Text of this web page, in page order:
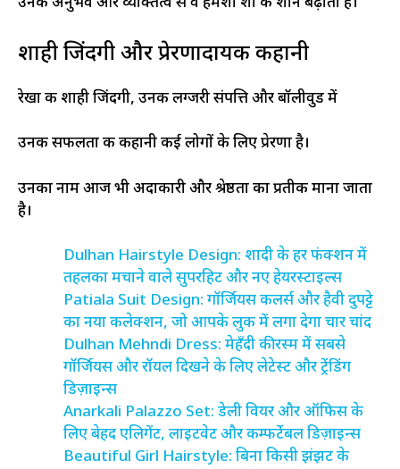
शाही जिंदगी और प्रेरणादायक कहानी
रेखा की शाही जिंदगी, उनकी लग्जरी संपत्ति और बॉलीवुड में
उनकी सफलता की कहानी कई लोगों के लिए प्रेरणा है।
उनका नाम आज भी अदाकारी और श्रेष्ठता का प्रतीक माना जाता
है।
Dulhan Hairstyle Design: शादी के हर फंक्शन में
तहलका मचाने वाले सुपरहिट और नए हेयरस्टाइल्स
Patiala Suit Design: गॉर्जियस कलर्स और हैवी दुपट्टे
का नया कलेक्शन, जो आपके लुक में लगा देगा चार चांद
Dulhan Mehndi Dress: मेहँदी की रस्म में सबसे
गॉर्जियस और रॉयल दिखने के लिए लेटेस्ट और ट्रेंडिंग
डिज़ाइन्स
Anarkali Palazzo Set: डेली वियर और ऑफिस के
लिए बेहद एलिगेंट, लाइटवेट और कम्फर्टेबल डिज़ाइन्स
Beautiful Girl Hairstyle: बिना किसी झंझट के